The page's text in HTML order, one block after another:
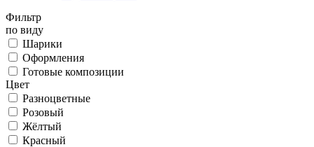
Фильтр
по виду
Шарики
Оформления
Готовые композиции
Цвет
Разноцветные
Розовый
Жёлтый
Красный